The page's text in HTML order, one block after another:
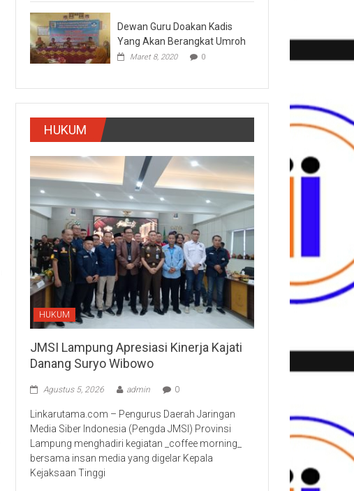
Dewan Guru Doakan Kadis
Yang Akan Berangkat Umroh
Maret 8, 2020 0
HUKUM
HUKUM
JMSI Lampung Apresiasi Kinerja Kajati
Danang Suryo Wibowo
Agustus 5, 2026 admin 0
Linkarutama.com – Pengurus Daerah Jaringan
Media Siber Indonesia (Pengda JMSI) Provinsi
Lampung menghadiri kegiatan _coffee morning_
bersama insan media yang digelar Kepala
Kejaksaan Tinggi